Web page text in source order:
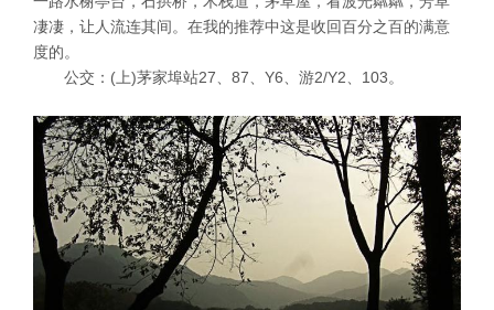
凄凄，让人流连其间。在我的推荐中这是收回百分之百的满意
度的。
公交：(上)茅家埠站27、87、Y6、游2/Y2、103。